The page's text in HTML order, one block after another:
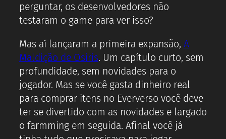
perguntar, os desenvolvedores não
testaram o game para ver isso?
Mas aí lançaram a primeira expansão, A
Maldição de Osiris. Um capítulo curto, sem
profundidade, sem novidades para o
jogador. Mas se você gasta dinheiro real
para comprar itens no Eververso você deve
ter se divertido com as novidades e largado
o farmming em seguida. Afinal você já